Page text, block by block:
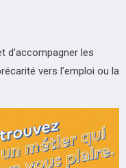
d’accompagner les
vers l’emploi ou la